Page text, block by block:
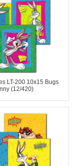
LT-200 10x15 Bugs
(12/420)